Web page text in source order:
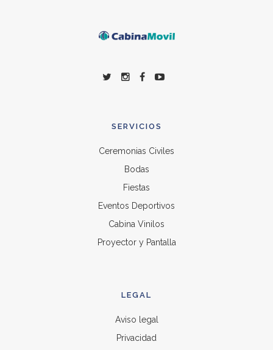
SERVICIOS
Ceremonias Civiles
Bodas
Fiestas
Eventos Deportivos
Cabina Vinilos
Proyector y Pantalla
LEGAL
Aviso legal
Privacidad